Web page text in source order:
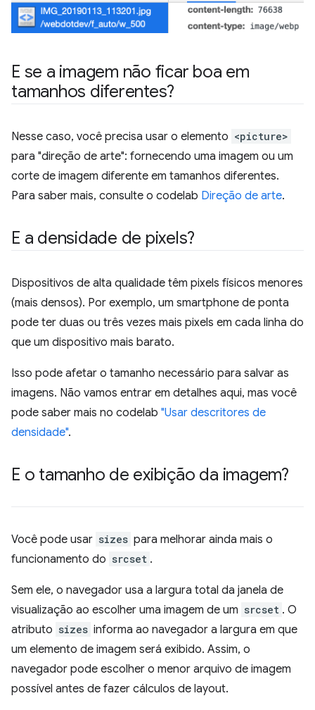
E se a imagem não ficar boa em
tamanhos diferentes?
Nesse caso, você precisa usar o elemento <picture>
para "direção de arte": fornecendo uma imagem ou um
corte de imagem diferente em tamanhos diferentes.
Para saber mais, consulte o codelab Direção de arte.
E a densidade de pixels?
Dispositivos de alta qualidade têm pixels físicos menores
(mais densos). Por exemplo, um smartphone de ponta
pode ter duas ou três vezes mais pixels em cada linha do
que um dispositivo mais barato.
Isso pode afetar o tamanho necessário para salvar as
imagens. Não vamos entrar em detalhes aqui, mas você
pode saber mais no codelab "Usar descritores de
densidade".
E o tamanho de exibição da imagem?
Você pode usar sizes para melhorar ainda mais o
funcionamento do srcset .
Sem ele, o navegador usa a largura total da janela de
visualização ao escolher uma imagem de um srcset . O
atributo sizes informa ao navegador a largura em que
um elemento de imagem será exibido. Assim, o
navegador pode escolher o menor arquivo de imagem
possível antes de fazer cálculos de layout.